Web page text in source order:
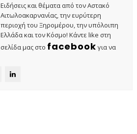
Ειδήσεις και θέματα από τον Αστακό
Αιτωλοακαρνανίας, την ευρύτερη
περιοχή του Ξηρομέρου, την υπόλοιπη
Ελλάδα και τον Κόσμο! Κάντε like στη
σελίδα μας στο facebook για να